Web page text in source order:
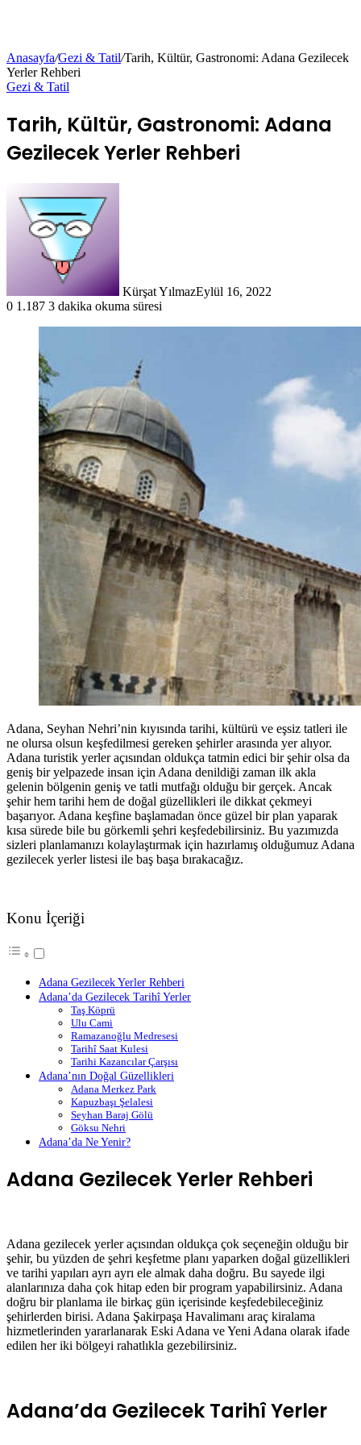
Anasayfa/Gezi & Tatil/Tarih, Kültür, Gastronomi: Adana Gezilecek
Yerler Rehberi
Gezi & Tatil
Tarih, Kültür, Gastronomi: Adana
Gezilecek Yerler Rehberi
Kürşat YılmazEylül 16, 2022
0 1.187 3 dakika okuma süresi
Adana, Seyhan Nehri’nin kıyısında tarihi, kültürü ve eşsiz tatleri ile
ne olursa olsun keşfedilmesi gereken şehirler arasında yer alıyor.
Adana turistik yerler açısından oldukça tatmin edici bir şehir olsa da
geniş bir yelpazede insan için Adana denildiği zaman ilk akla
gelenin bölgenin geniş ve tatli mutfağı olduğu bir gerçek. Ancak
şehir hem tarihi hem de doğal güzellikleri ile dikkat çekmeyi
başarıyor. Adana keşfine başlamadan önce güzel bir plan yaparak
kısa sürede bile bu görkemli şehri keşfedebilirsiniz. Bu yazımızda
sizleri planlamanızı kolaylaştırmak için hazırlamış olduğumuz Adana
gezilecek yerler listesi ile baş başa bırakacağız.
Konu İçeriği
Adana Gezilecek Yerler Rehberi
Adana’da Gezilecek Tarihî Yerler
Taş Köprü
Ulu Cami
Ramazanoğlu Medresesi
Tarihî Saat Kulesi
Tarihi Kazancılar Çarşısı
Adana’nın Doğal Güzellikleri
Adana Merkez Park
Kapuzbaşı Şelalesi
Seyhan Baraj Gölü
Göksu Nehri
Adana’da Ne Yenir?
Adana Gezilecek Yerler Rehberi
Adana gezilecek yerler açısından oldukça çok seçeneğin olduğu bir
şehir, bu yüzden de şehri keşfetme planı yaparken doğal güzellikleri
ve tarihi yapıları ayrı ayrı ele almak daha doğru. Bu sayede ilgi
alanlarınıza daha çok hitap eden bir program yapabilirsiniz. Adana
doğru bir planlama ile birkaç gün içerisinde keşfedebileceğiniz
şehirlerden birisi. Adana Şakirpaşa Havalimanı araç kiralama
hizmetlerinden yararlanarak Eski Adana ve Yeni Adana olarak ifade
edilen her iki bölgeyi rahatlıkla gezebilirsiniz.
Adana’da Gezilecek Tarihî Yerler